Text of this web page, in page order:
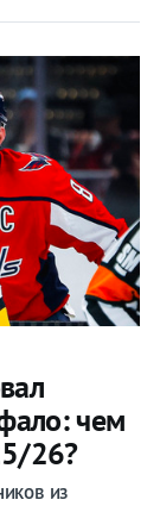
чем
26?
из